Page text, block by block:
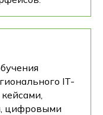
IT-
цифровыми